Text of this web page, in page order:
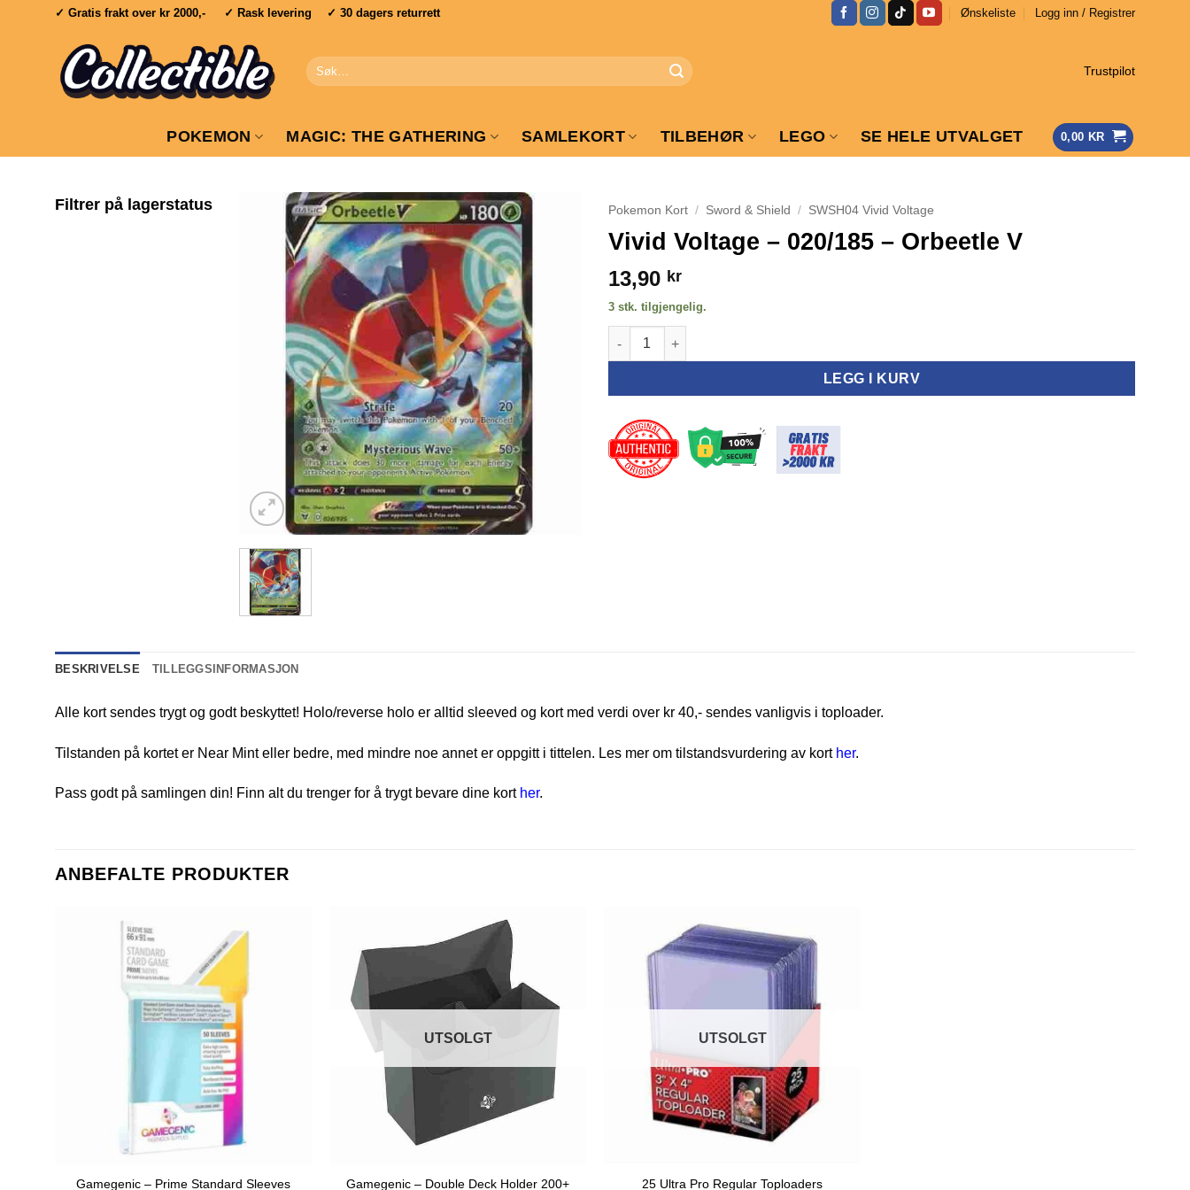
✓ Gratis frakt over kr 2000,- ✓ Rask levering ✓ 30 dagers returrett Ønskeliste Logg inn / Registrer
Søk
etter:
Trustpilot
POKEMON MAGIC: THE GATHERING SAMLEKORT TILBEHØR LEGO SE HELE UTVALGET 0,00 KR
Filtrer på lagerstatus Pokemon Kort / Sword & Shield / SWSH04 Vivid Voltage
Vivid Voltage – 020/185 – Orbeetle V
13,90 kr
3 stk. tilgjengelig.
Vivid Voltage - 020/185 - Orbeetle V antall
LEGG I KURV
BESKRIVELSE TILLEGGSINFORMASJON
Alle kort sendes trygt og godt beskyttet! Holo/reverse holo er alltid sleeved og kort med verdi over kr 40,- sendes vanligvis i toploader.
Tilstanden på kortet er Near Mint eller bedre, med mindre noe annet er oppgitt i tittelen. Les mer om tilstandsvurdering av kort her.
Pass godt på samlingen din! Finn alt du trenger for å trygt bevare dine kort her.
ANBEFALTE PRODUKTER
Gamegenic – Prime Standard Sleeves
UTSOLGT
Gamegenic – Double Deck Holder 200+
UTSOLGT
25 Ultra Pro Regular Toploaders